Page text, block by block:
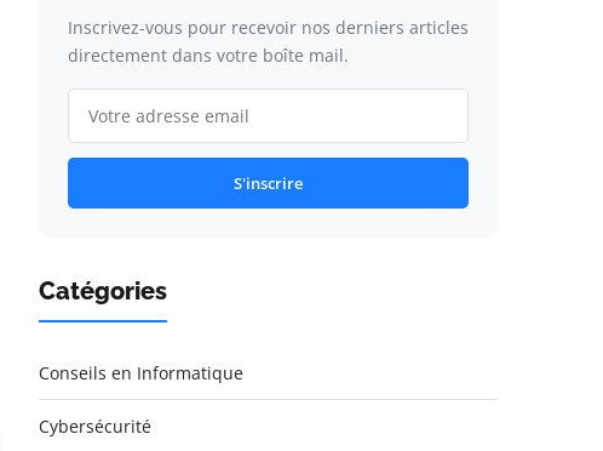
Inscrivez-vous pour recevoir nos derniers articles
directement dans votre boîte mail.
S'inscrire
Catégories
Conseils en Informatique
Cybersécurité